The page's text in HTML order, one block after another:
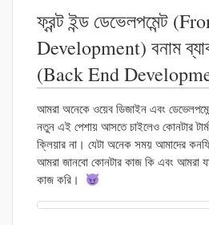
ফ্রন্ট ইন্ড ডেভেলপমেন্ট
Development) বনাম
(Back End
আমরা অনেকে ওয়েব ডিজাইন এবং
নতুন এই পেশায় আসতে চাইলেও কোনটার
ক্লিয়ার না। যেটা অনেক সময় আমাদের
আমরা জানবো কোনটার কাজ কি এবং আমরা
কাজ করি।